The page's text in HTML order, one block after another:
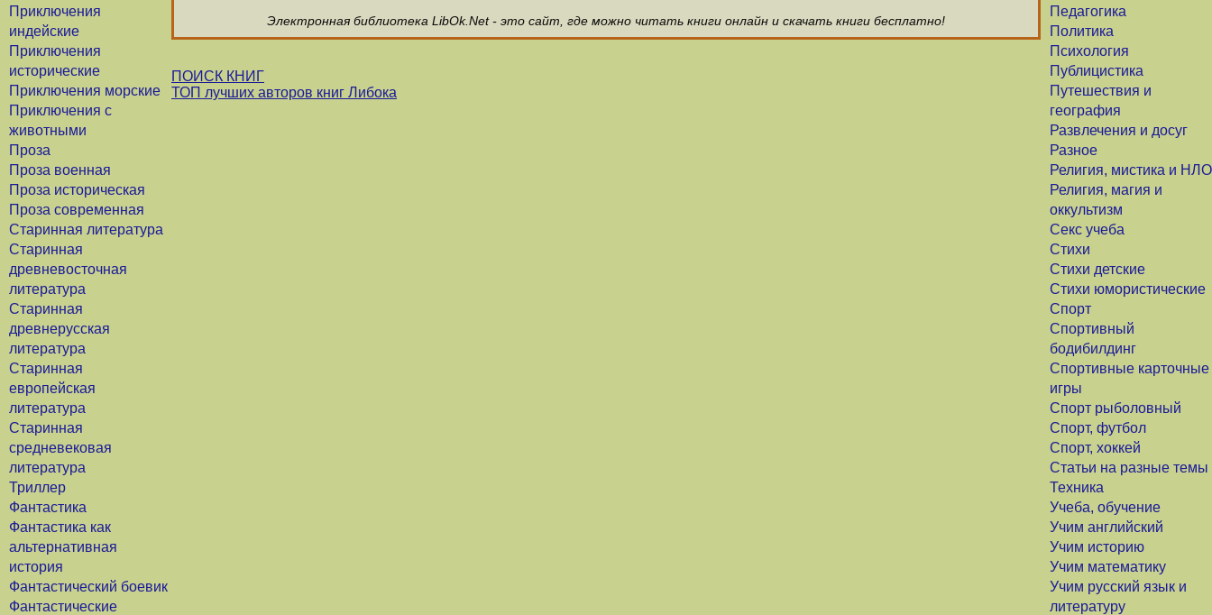
Приключения
индейские
Приключения
исторические
Приключения морские
Приключения с
животными
Проза
Проза военная
Проза историческая
Проза современная
Старинная литература
Старинная
древневосточная
литература
Старинная
древнерусская
литература
Старинная
европейская
литература
Старинная
средневековая
литература
Триллер
Фантастика
Фантастика как
альтернативная
история
Фантастический боевик
Фантастические
Педагогика
Политика
Психология
Публицистика
Путешествия и
география
Развлечения и досуг
Разное
Религия, мистика и НЛО
Религия, магия и
оккультизм
Секс учеба
Стихи
Стихи детские
Стихи юмористические
Спорт
Спортивный
бодибилдинг
Спортивные карточные
игры
Спорт рыболовный
Спорт, футбол
Спорт, хоккей
Статьи на разные темы
Техника
Учеба, обучение
Учим английский
Учим историю
Учим математику
Учим русский язык и
литературу
Электронная библиотека LibOk.Net - это сайт, где можно читать книги онлайн и скачать книги бесплатно!
ПОИСК КНИГ
ТОП лучших авторов книг Либока